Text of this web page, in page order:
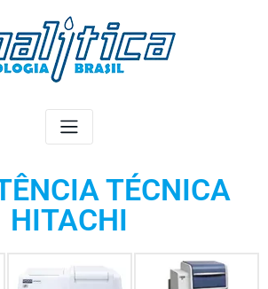
TÉCNICA
HITACHI